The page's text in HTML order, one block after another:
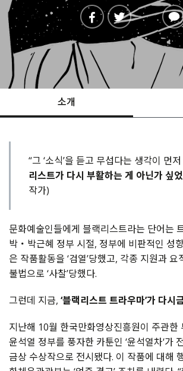
소개
“그 ‘소식’을 듣고 무섭다는 생각이 먼
리스트가 다시 부활하는 게 아닌가 싶
작가)
문화예술인들에게 블랙리스트라는 단어는
박・박근혜 정부 시절, 정부에 비판적인 성
은 작품활동을 ‘검열’당했고, 각종 지원과 요
불법으로 ‘사찰’당했다.
그런데 지금, ‘블랙리스트 트라우마’가 다시
지난해 10월 한국만화영상진흥원이 주관한
윤석열 정부를 풍자한 카툰인 ‘윤석열차‘가
금상 수상작으로 전시됐다. 이 작품에 대해